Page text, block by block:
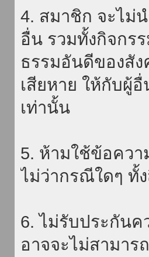
4. สมาชิก จะไม่
อื่น รวมทั้งกิจกร
ธรรมอันดีของสั
เสียหาย ให้กับผู้
เท่านั้น
5. ห้ามใช้ข้อคว
ไม่ว่ากรณีใดๆ ทั้
6. ไม่รับประกันค
อาจจะไม่สามาร